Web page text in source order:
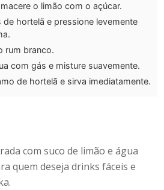
o limão com o açúcar.
de hortelã e pressione levemente
rum branco.
com gás e misture suavemente.
de hortelã e sirva imediatamente.
com suco de limão e água
quem deseja drinks fáceis e